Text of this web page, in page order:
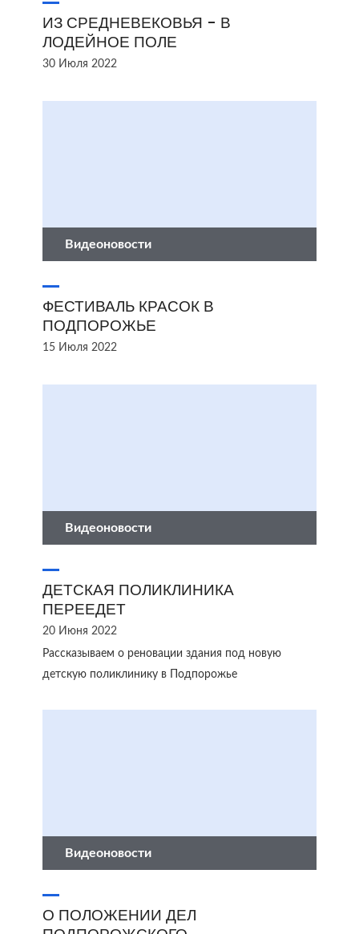
ИЗ СРЕДНЕВЕКОВЬЯ - В
ЛОДЕЙНОЕ ПОЛЕ
30 Июля 2022
Видеоновости
ФЕСТИВАЛЬ КРАСОК В
ПОДПОРОЖЬЕ
15 Июля 2022
Видеоновости
ДЕТСКАЯ ПОЛИКЛИНИКА
ПЕРЕЕДЕТ
20 Июня 2022
Рассказываем о реновации здания под новую
детскую поликлинику в Подпорожье
Видеоновости
О ПОЛОЖЕНИИ ДЕЛ